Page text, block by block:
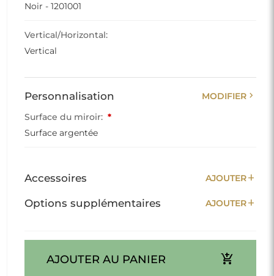
Noir - 1201001
Vertical/Horizontal:
Vertical
Personnalisation MODIFIER chevron_right
Surface du miroir: *
Surface argentée
Accessoires AJOUTERadd
Options supplémentaires AJOUTERadd
AJOUTER AU PANIER add_shopping_cart